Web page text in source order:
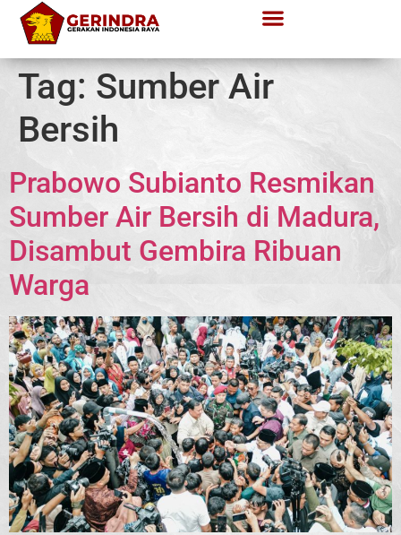
Tag: Sumber Air
Bersih
Prabowo Subianto Resmikan
Sumber Air Bersih di Madura,
Disambut Gembira Ribuan
Warga